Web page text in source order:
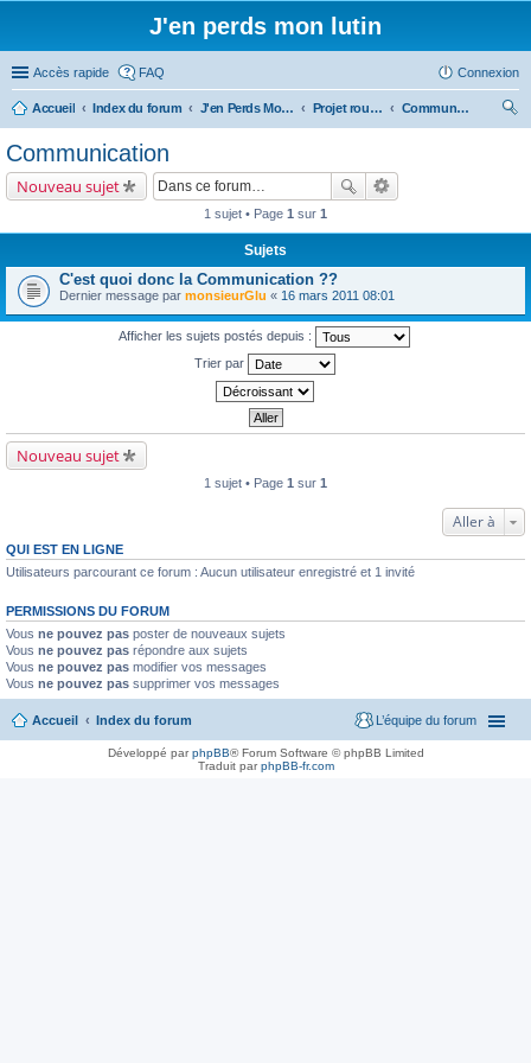
J'en perds mon lutin
Accès rapide FAQ Connexion
Accueil Index du forum J'en Perds Mon Lutin - Forum de l'association Projet roulotte ou les vacances des Jean pierres
Communication
Communication
Nouveau sujet
1 sujet • Page 1 sur 1
Sujets
C'est quoi donc la Communication ??
Dernier message par monsieurGlu « 16 mars 2011 08:01
Afficher les sujets postés depuis :
Trier par
Nouveau sujet
1 sujet • Page 1 sur 1
Aller à
QUI EST EN LIGNE
Utilisateurs parcourant ce forum : Aucun utilisateur enregistré et 1 invité
PERMISSIONS DU FORUM
Vous ne pouvez pas poster de nouveaux sujets
Vous ne pouvez pas répondre aux sujets
Vous ne pouvez pas modifier vos messages
Vous ne pouvez pas supprimer vos messages
Accueil Index du forum L’équipe du forum
Développé parphpBB® Forum Software © phpBB Limited
Traduit parphpBB-fr.com